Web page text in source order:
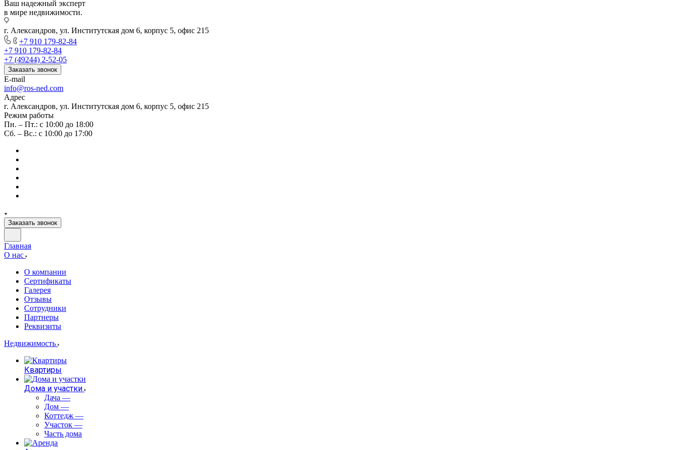
Ваш надежный эксперт
в мире недвижимости.
г. Александров, ул. Институтская дом 6, корпус 5, офис 215
+7 910 179-82-84
+7 910 179-82-84
+7 (49244) 2-52-05
Заказать звонок
E-mail
info@ros-ned.com
Адрес
г. Александров, ул. Институтская дом 6, корпус 5, офис 215
Режим работы
Пн. – Пт.: с 10:00 до 18:00
Сб. – Вс.: с 10:00 до 17:00
Заказать звонок
Главная
О нас
О компании
Сертификаты
Галерея
Отзывы
Сотрудники
Партнеры
Реквизиты
Недвижимость
Квартиры
Дома и участки
Дача —
Дом —
Коттедж —
Участок —
Часть дома